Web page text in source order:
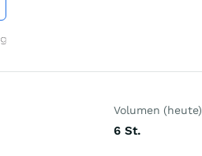
Volumen (heute)
6 St.